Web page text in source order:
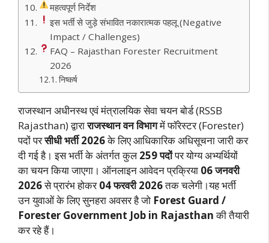
महत्वपूर्ण निर्देश
इस भर्ती से जुड़े संभावित नकारात्मक पहलू (Negative
Impact / Challenges)
FAQ – Rajasthan Forester Recruitment
2026
निष्कर्ष
राजस्थान अधीनस्थ एवं मंत्रालयिक सेवा चयन बोर्ड (RSSB
Rajasthan) द्वाराराजस्थान वन विभागमें फॉरेस्टर (Forester)
पदों परसीधी भर्ती 2026के लिए आधिकारिक अधिसूचना जारी कर
दी गई है। इस भर्ती के अंतर्गत कुल259 पदोंपर योग्य अभ्यर्थियों
का चयन किया जाएगा। ऑनलाइन आवेदन प्रक्रिया 06 जनवरी
2026से प्रारंभ होकर04 फरवरी 2026तक चलेगी।यह भर्ती
उन युवाओं के लिए सुनहरा अवसर है जो Forest Guard /
Forester Government Job in Rajasthanकी तैयारी
कर रहे हैं।